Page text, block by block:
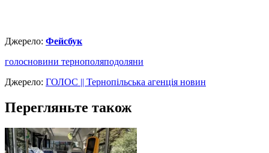
Джерело: Фейсбук
голосновини тернополяподоляни
Джерело: ГОЛОС || Тернопільська агенція новин
Перегляньте також